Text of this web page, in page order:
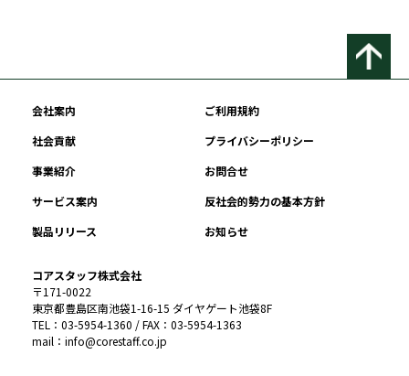
会社案内
ご利用規約
社会貢献
プライバシーポリシー
事業紹介
お問合せ
サービス案内
反社会的勢力の基本方針
製品リリース
お知らせ
コアスタッフ株式会社
〒171-0022
東京都豊島区南池袋1-16-15 ダイヤゲート池袋8F
TEL：03-5954-1360 / FAX：03-5954-1363
mail：info@corestaff.co.jp